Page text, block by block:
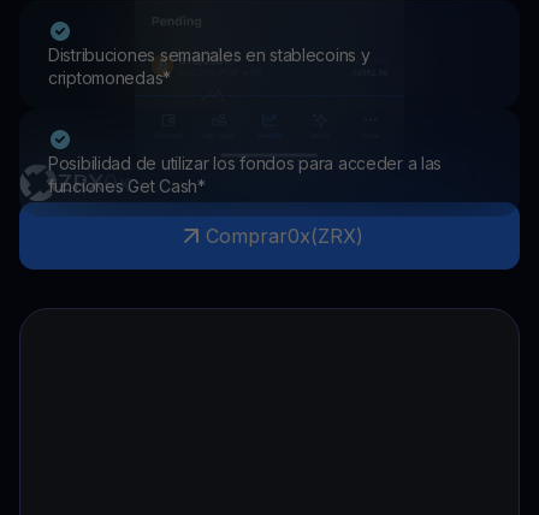
Distribuciones semanales en stablecoins y
criptomonedas*
Posibilidad de utilizar los fondos para acceder a las
funciones Get Cash*
ZRX0x
Comprar0x(ZRX)